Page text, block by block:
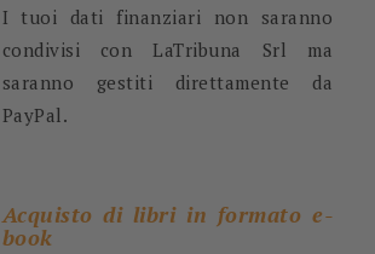
I tuoi dati finanziari non saranno
condivisi con LaTribuna Srl ma
saranno gestiti direttamente da
PayPal.
Acquisto di libri in formato e-
book